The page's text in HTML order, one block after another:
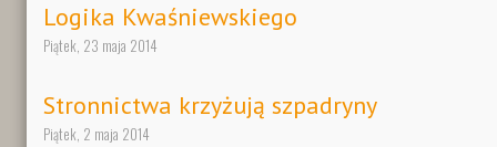
Logika Kwaśniewskiego
Piątek, 23 maja 2014
Stronnictwa krzyżują szpadryny
Piątek, 2 maja 2014